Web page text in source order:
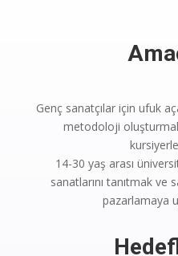
Genç sanatçılar için ufuk
metodoloji
14-30 yaş arası
sanatlarını tanıtmak
pazarlamaya